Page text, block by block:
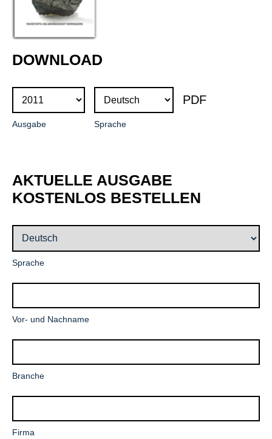
DOWNLOAD
Ausgabe Sprache
AKTUELLE AUSGABE
KOSTENLOS BESTELLEN
Pflichtfeld
Sprache
Pflichtfeld
Vor- und Nachname
Pflichtfeld
Branche
Pflichtfeld
Firma